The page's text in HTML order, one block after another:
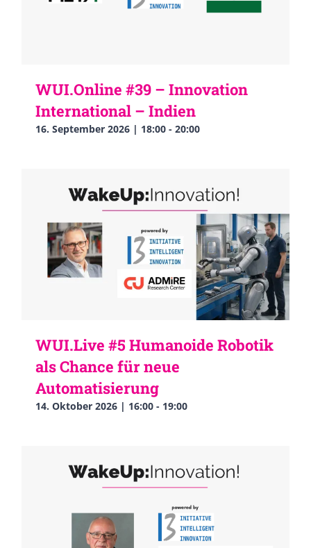
WUI.Online #39 – Innovation
International – Indien
16. September 2026 | 18:00 - 20:00
WUI.Live #5 Humanoide Robotik
als Chance für neue
Automatisierung
14. Oktober 2026 | 16:00 - 19:00